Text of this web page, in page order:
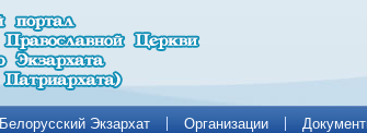
Белорусский Экзархат Организации